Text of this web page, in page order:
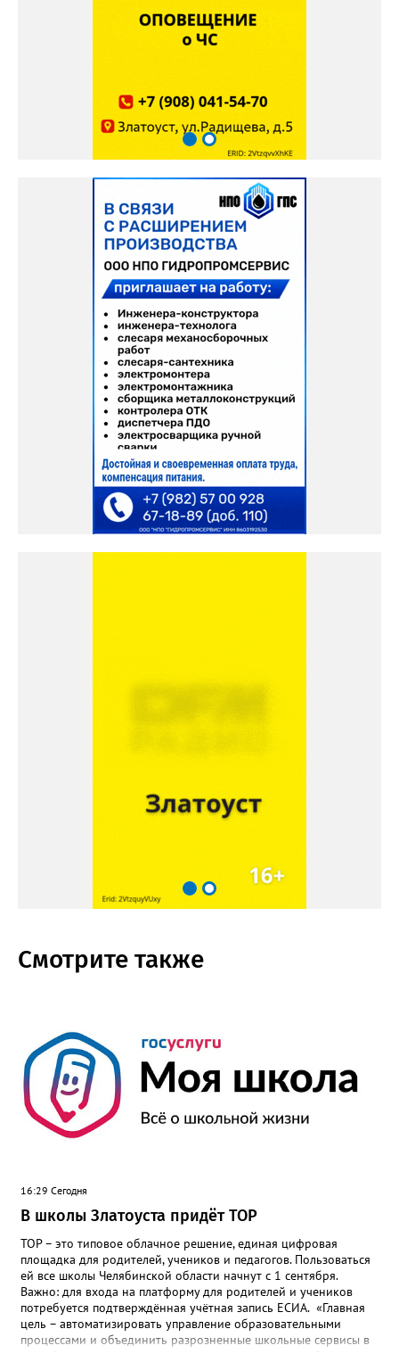
Смотрите также
16:29 Сегодня
В школы Златоуста придёт ТОР
ТОР – это типовое облачное решение, единая цифровая
площадка для родителей, учеников и педагогов. Пользоваться
ей все школы Челябинской области начнут с 1 сентября.
Важно: для входа на платформу для родителей и учеников
потребуется подтверждённая учётная запись ЕСИА. «Главная
цель – автоматизировать управление образовательными
процессами и объединить разрозненные школьные сервисы в